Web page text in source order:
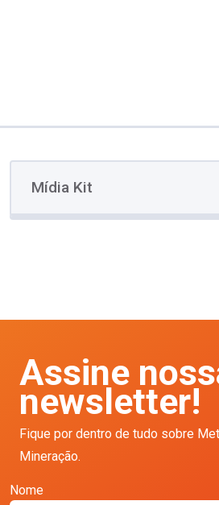
Mídia Kit
Assine
newsletter!
Fique por dentro de tudo sobre
Mineração.
Nome